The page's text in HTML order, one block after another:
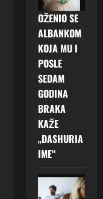
OŽENIO SE
ALBANKOM
KOJA MU I
POSLE
SEDAM
GODINA
BRAKA
KAŽE
„DASHURIA
IME“